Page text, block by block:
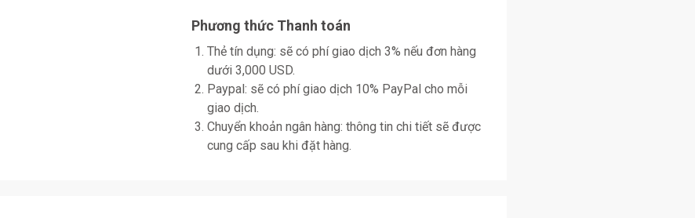
Phương thức Thanh toán
Thẻ tín dụng: sẽ có phí giao dịch 3% nếu đơn hàng
dưới 3,000 USD.
Paypal: sẽ có phí giao dịch 10% PayPal cho mỗi
giao dịch.
Chuyển khoản ngân hàng: thông tin chi tiết sẽ được
cung cấp sau khi đặt hàng.